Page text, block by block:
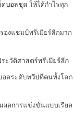
ดบอลชุด ให้ได้กำไรทุก
องแชมป์พรีเมียร์ลีกมาก
ะวัติศาสตร์พรีเมียร์ลีก
ลระดับทวีปที่คนทั้งโลก
ผลการแข่งขันแบบเรียล